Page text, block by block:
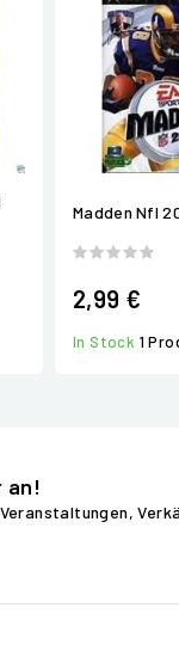
Madden Nfl
2,99 €
In Stock 1
an!